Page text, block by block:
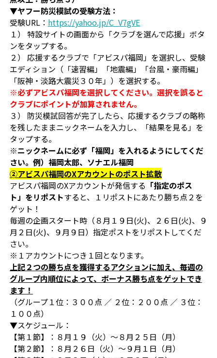
▼ヤフー防災模試の受験方法：
受験URL： https://yahoo.jp/C_V7gVE
１） 特設サイトの画面から「クラブを選んで応援」ボタ
ンをタップする。
２） 応援するクラブで「アビスパ福岡」を選択し、受験
エディション（「速習編」「地震編」「台風・豪雨編」
「阪神・淡路大震災３０年」）を選択する。
※必ずアビスパ福岡を選択してください。選択を誤ると
クラブにポイントが加算されません。
３） 防災模試回答が完了したら、応援するクラブの略称
を残したままニックネームを入力し、「結果を見る」を
タップする。
※ニックネームに必ず「福岡」を入れるようにしてくだ
さい。例）福岡太郎、ソナエル福岡
➁アビスパ福岡のXアカウントのポスト拡散
アビスパ福岡のXアカウントが発信する 「指定のポス
ト」をリポストすると、１リポストにあたり勝ち点２を
ゲット！
毎週の企画スタート時（８月１９日(火)、２６日(火)、９
月２日(火)、９月９日）指定ポストをリポストしてくだ
さい。
※１アカウントにつき１回となります。
上記２つの勝ち点を獲得するアクションに加え、毎週の
グループ内順位によって、ボーナス勝ち点をゲットでき
ます！
（グループ１位：３００点 ／ ２位：２００点 ／ ３位：
１００点）
▼スケジュール：
【第１節】：８月１９（火）～８月２５日（月）
【第２節】：８月２６日（火）～９月１日（月）